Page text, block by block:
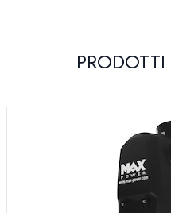
PRODOTTI